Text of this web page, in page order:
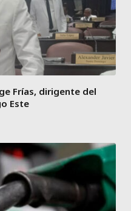
Frías, dirigente del
Este